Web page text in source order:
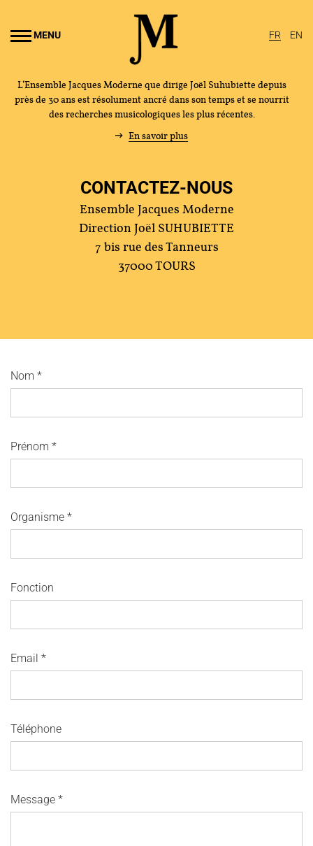
MENU FR EN
Nous soutenir Vidéos
Actualités
L’Ensemble Jacques Moderne que dirige Joël Suhubiette depuis
près de 30 ans est résolument ancré dans son temps et se nourrit
des recherches musicologiques les plus récentes.
En savoir plus
CONTACTEZ-NOUS
Ensemble Jacques Moderne
Direction Joël SUHUBIETTE
7 bis rue des Tanneurs
37000 TOURS
Nom *
Prénom *
Organisme *
Fonction
Email *
Téléphone
Message *